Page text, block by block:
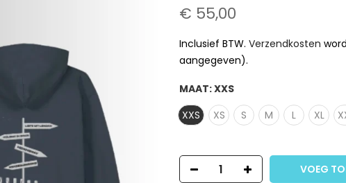
€ 55,00
Inclusief BTW. Verzendkosten
aangegeven).
MAAT:XXS
XXS
XS S M L XL
VOEG